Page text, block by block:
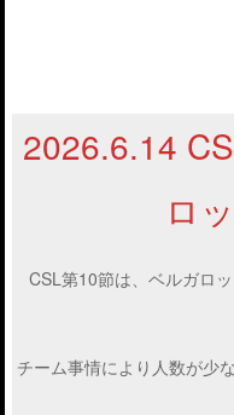
2026.6.14
ロ
CSL第10節は、ベルガロ
チーム事情により人数が少